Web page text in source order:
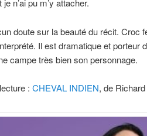
n’ai pu m’y attacher.
doute sur la beauté du récit. Croc
Il est dramatique et porteur
campe très bien son personnage.
: CHEVAL INDIEN, de